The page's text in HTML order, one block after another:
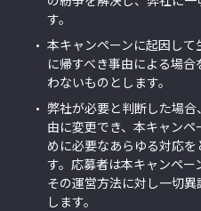
す。
本キャンペーンに起因し
に帰すべき事由による場
わないものとします。
弊社が必要と判断した場
由に変更でき、本キャン
めに必要なあらゆる対応
す。応募者は本キャンペー
その運営方法に対し一切
します。